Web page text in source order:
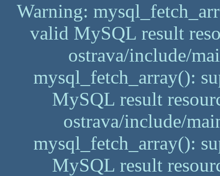
Warning:
valid MySQL result
ostrava/include/
mysql_fetch_array():
MySQL result
ostrava/include/
mysql_fetch_array():
MySQL result